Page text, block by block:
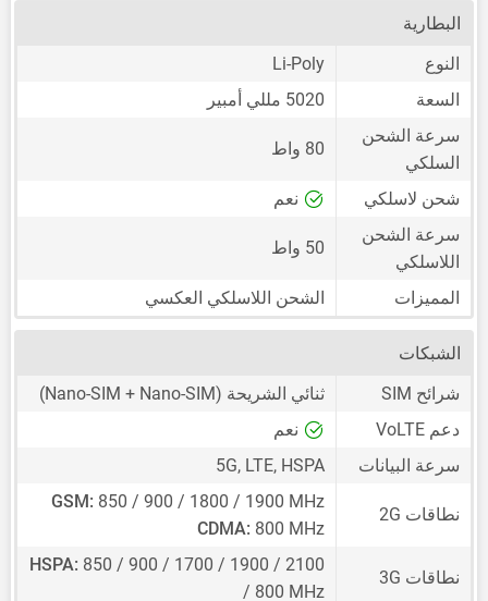
البطارية
النوع
Li-Poly
السعة
5020 مللي أمبير
سرعة الشحن
السلكي
80 واط
شحن لاسلكي
نعم
سرعة الشحن
اللاسلكي
50 واط
المميزات الشحن اللاسلكي العكسي
الشبكات
شرائح SIM
ثنائي الشريحة (Nano-SIM + Nano-SIM)
دعم VoLTE
نعم
سرعة البيانات
5G, LTE, HSPA
نطاقات 2G
GSM: 850 / 900 / 1800 / 1900 MHz
CDMA: 800 MHz
نطاقات 3G
HSPA: 850 / 900 / 1700 / 1900 / 2100
/ 800 MHz